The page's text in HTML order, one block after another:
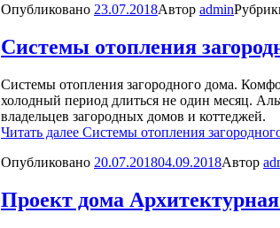
Опубликовано 23.07.2018Автор admin
Системы отопления
Системы отопления загородного дома.
холодный период длиться не один месяц.
владельцев загородных домов и коттеджей.
Читать далее Системы отопления
Опубликовано 20.07.201804.09.2018Автор
Проект дома